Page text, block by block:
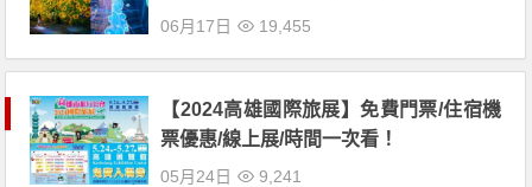
06月17日 19,455
【2024高雄國際旅展】免費門票/住宿機
票優惠/線上展/時間一次看！
05月24日 9,241